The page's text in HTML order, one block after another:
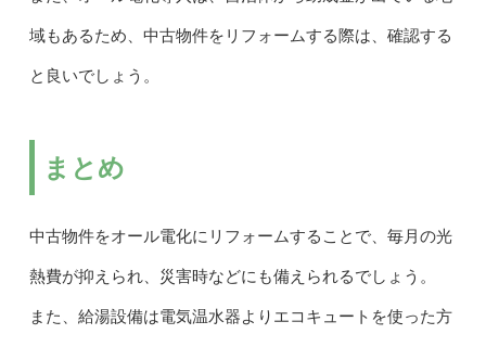
域もあるため、中古物件をリフォームする際は、確認する
と良いでしょう。
まとめ
中古物件をオール電化にリフォームすることで、毎月の光
熱費が抑えられ、災害時などにも備えられるでしょう。
また、給湯設備は電気温水器よりエコキュートを使った方